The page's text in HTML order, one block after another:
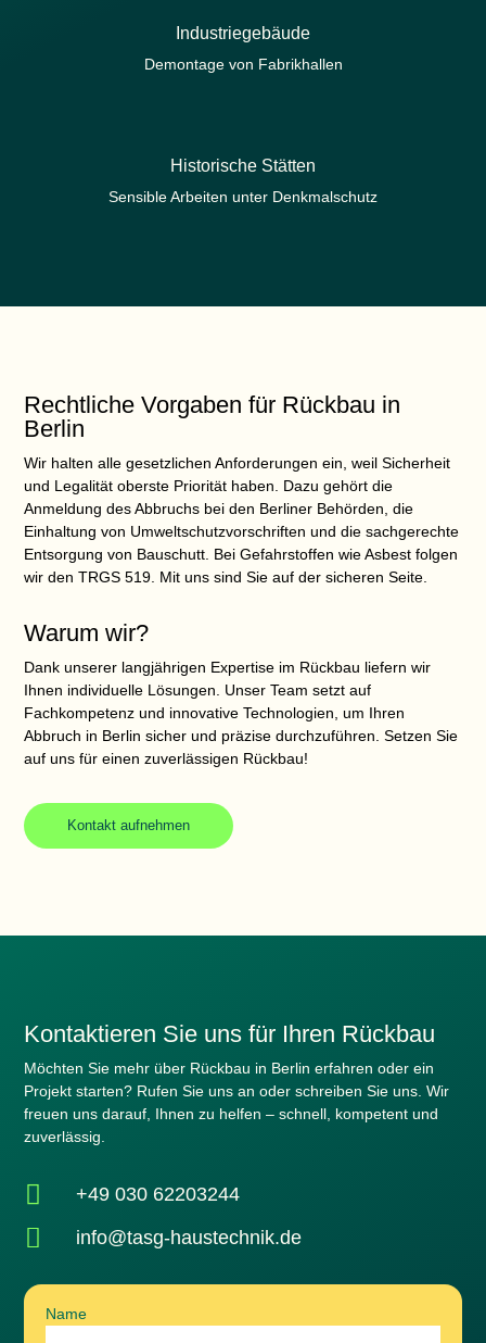
Industriegebäude
Demontage von Fabrikhallen
Historische Stätten
Sensible Arbeiten unter Denkmalschutz
Rechtliche Vorgaben für Rückbau in
Berlin
Wir halten alle gesetzlichen Anforderungen ein, weil Sicherheit
und Legalität oberste Priorität haben. Dazu gehört die
Anmeldung des Abbruchs bei den Berliner Behörden, die
Einhaltung von Umweltschutzvorschriften und die sachgerechte
Entsorgung von Bauschutt. Bei Gefahrstoffen wie Asbest folgen
wir den TRGS 519. Mit uns sind Sie auf der sicheren Seite.
Warum wir?
Dank unserer langjährigen Expertise im Rückbau liefern wir
Ihnen individuelle Lösungen. Unser Team setzt auf
Fachkompetenz und innovative Technologien, um Ihren
Abbruch in Berlin sicher und präzise durchzuführen. Setzen Sie
auf uns für einen zuverlässigen Rückbau!
Kontakt aufnehmen
Kontaktieren Sie uns für Ihren Rückbau
Möchten Sie mehr über Rückbau in Berlin erfahren oder ein
Projekt starten? Rufen Sie uns an oder schreiben Sie uns. Wir
freuen uns darauf, Ihnen zu helfen – schnell, kompetent und
zuverlässig.
 +49 030 62203244
 info@tasg-haustechnik.de
Name